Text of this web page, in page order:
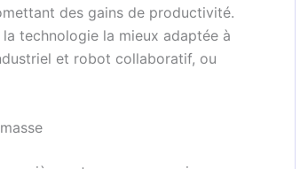
des gains de productivité.
technologie la mieux adaptée à
et robot collaboratif, ou